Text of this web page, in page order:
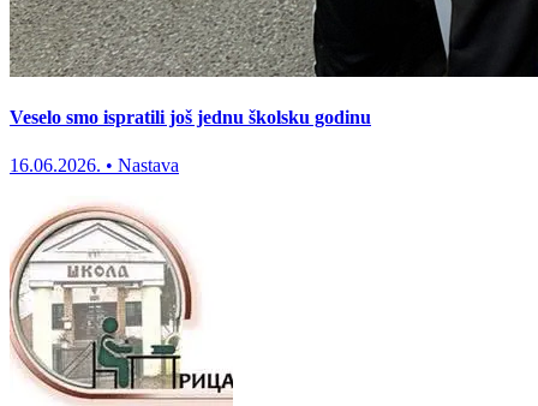
Veselo smo ispratili još jednu školsku godinu
16.06.2026. • Nastava